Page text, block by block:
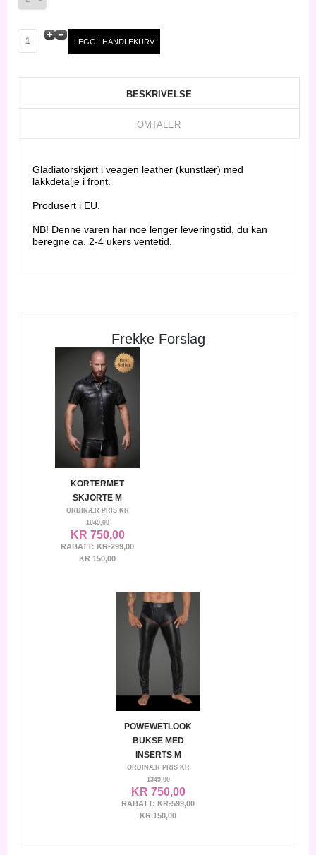
BESKRIVELSE
OMTALER
Gladiatorskjørt i veagen leather (kunstlær) med
lakkdetalje i front.
Produsert i EU.
NB! Denne varen har noe lenger leveringstid, du kan
beregne ca. 2-4 ukers ventetid.
Frekke Forslag
KORTERMET
SKJORTE M
ORDINÆR PRIS KR
1049,00
KR 750,00
RABATT: KR-299,00
KR 150,00
POWEWETLOOK
BUKSE MED
INSERTS M
ORDINÆR PRIS KR
1349,00
KR 750,00
RABATT: KR-599,00
KR 150,00